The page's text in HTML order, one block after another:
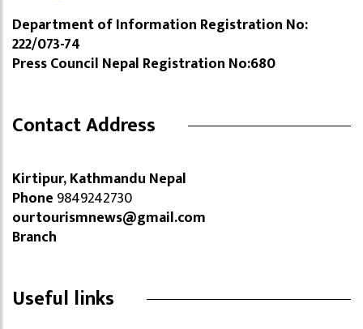
Department of Information Registration No:
222/073-74
Press Council Nepal Registration No:680
Contact Address
Kirtipur, Kathmandu Nepal
Phone 9849242730
ourtourismnews@gmail.com
Branch
Useful links